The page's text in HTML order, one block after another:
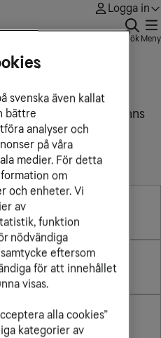
Logga in
Sök Meny
du enkelt se om det finns
svenska även kallat
bättre
analyser och
på våra
medier. För detta
om
och enheter. Vi
av
funktion
nödvändiga
eftersom
för att innehållet
visas.
alla cookies”
kategorier av